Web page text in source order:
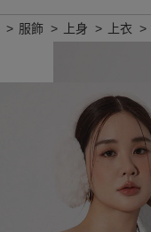
服飾 上身 上衣